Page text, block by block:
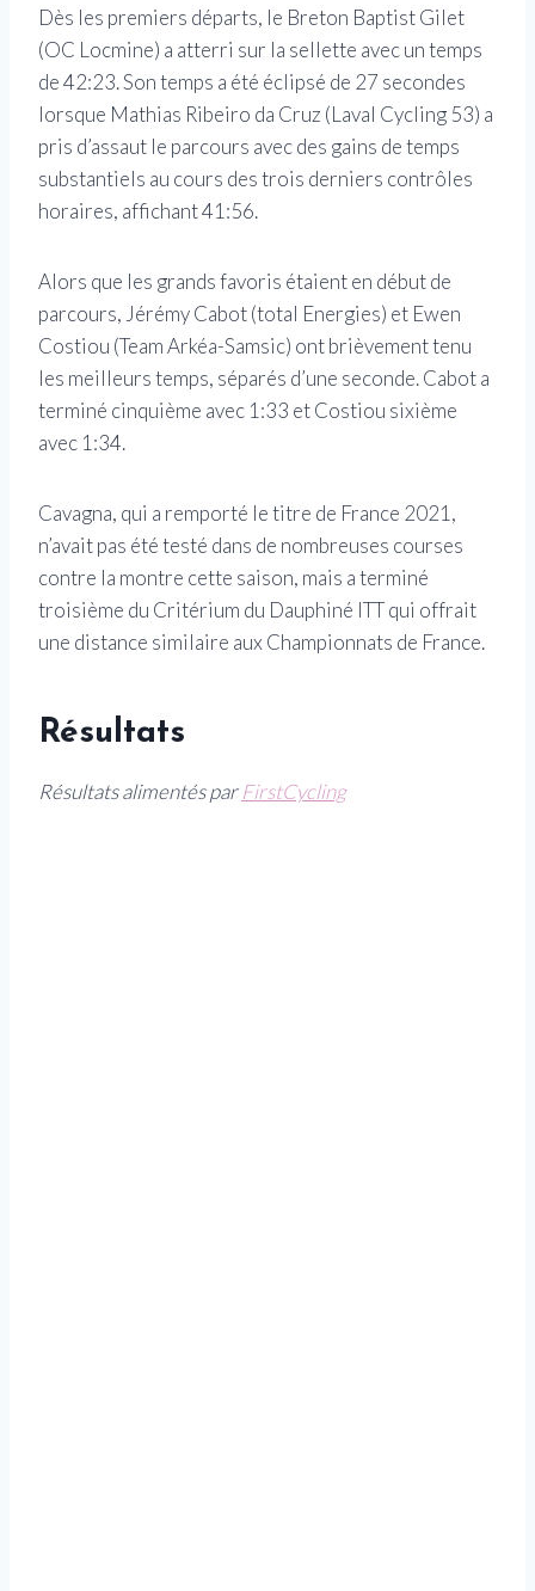
Dès les premiers départs, le Breton Baptist Gilet
(OC Locmine) a atterri sur la sellette avec un temps
de 42:23. Son temps a été éclipsé de 27 secondes
lorsque Mathias Ribeiro da Cruz (Laval Cycling 53) a
pris d’assaut le parcours avec des gains de temps
substantiels au cours des trois derniers contrôles
horaires, affichant 41:56.
Alors que les grands favoris étaient en début de
parcours, Jérémy Cabot (total Energies) et Ewen
Costiou (Team Arkéa-Samsic) ont brièvement tenu
les meilleurs temps, séparés d’une seconde. Cabot a
terminé cinquième avec 1:33 et Costiou sixième
avec 1:34.
Cavagna, qui a remporté le titre de France 2021,
n’avait pas été testé dans de nombreuses courses
contre la montre cette saison, mais a terminé
troisième du Critérium du Dauphiné ITT qui offrait
une distance similaire aux Championnats de France.
Résultats
Résultats alimentés parFirstCycling